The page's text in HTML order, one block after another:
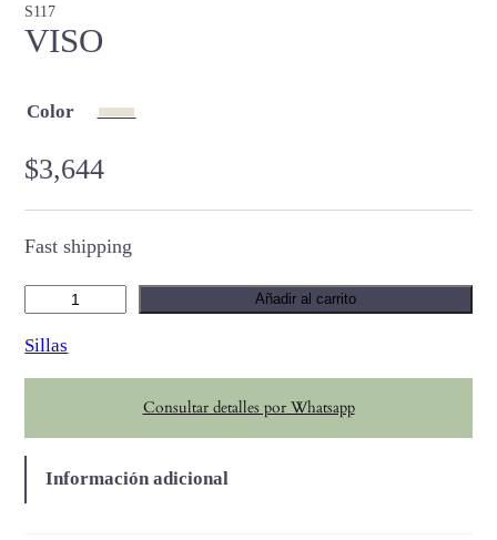
S117
VISO
Color
$3,644
Fast shipping
S
O
a
t
i
Añadir al carrito
Sillas
Consultar detalles por Whatsapp
Información adicional